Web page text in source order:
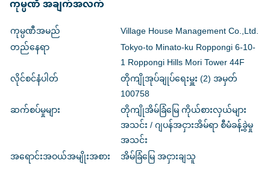
ကုမ္ပဏီ အချက်အလက်
ကုမ္ပဏီအမည်
Village House Management Co.,Ltd.
တည်နေရာ
Tokyo-to Minato-ku Roppongi 6-10-
1 Roppongi Hills Mori Tower 44F
လိုင်စင်နံပါတ်
တိုကျိုအုပ်ချုပ်ရေးမှူး (2) အမှတ်
100758
ဆက်စပ်မှုများ
တိုကျိုအိမ်ခြံမြေ ကိုယ်စားလှယ်များ
အသင်း / ဂျပန်အငှားအိမ်ရာ စီမံခန့်ခွဲမှု
အသင်း
အရောင်းအဝယ်အမျိုးအစား
အိမ်ခြံမြေ အငှားချသူ